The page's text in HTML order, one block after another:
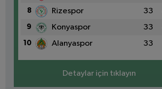
8 Rizespor 33
9 Konyaspor 33
10 Alanyaspor 33
Detaylar için tıklayın